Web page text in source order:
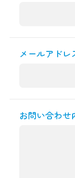
メールアドレ
お問い合わせ